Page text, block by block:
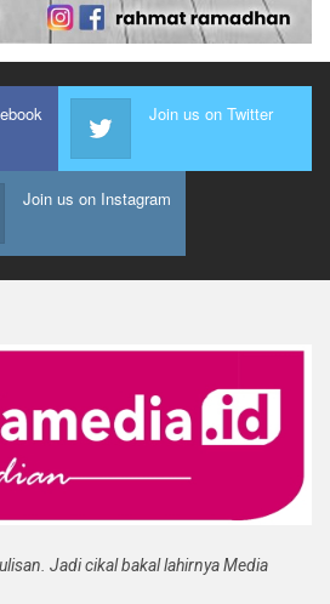
Join us on Twitter
Join us on Instagram
Jadi cikal bakal lahirnya Media